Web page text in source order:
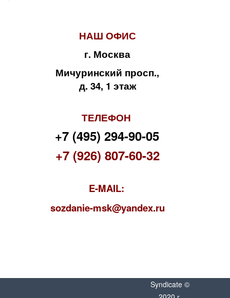
НАШ ОФИС
г. Москва
Мичуринский просп.,
д. 34, 1 этаж
ТЕЛЕФОН
+7 (495) 294-90-05
+7 (926) 807-60-32
E-MAIL:
sozdanie-msk@yandex.ru
Syndicate ©